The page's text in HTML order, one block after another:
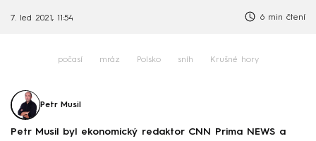
7. led 2021, 11:54 6 min čtení
počasí mráz Polsko sníh Krušné hory
Petr Musil
Petr Musil byl ekonomický redaktor CNN Prima NEWS a